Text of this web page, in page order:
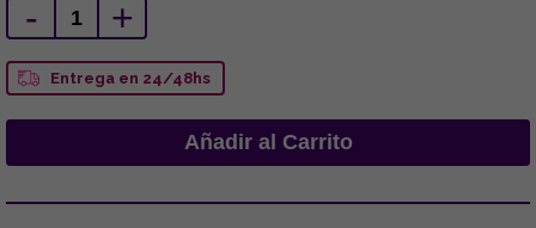
- +
Entrega en 24/48hs